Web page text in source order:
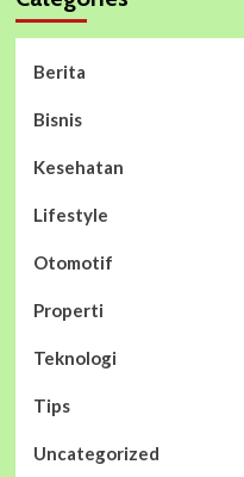
Berita
Bisnis
Kesehatan
Lifestyle
Otomotif
Properti
Teknologi
Tips
Uncategorized